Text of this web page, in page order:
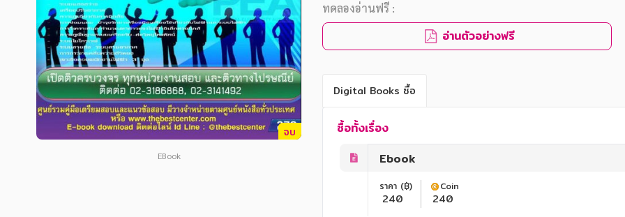
นิตยสาร หนังสือพิมพ์
ครอบครัว
วรรณกรรม
การเกษตร ชีววิทยา
การเรียน การศึกษา
เทคโนโลยี การสื่อสาร วิทยาศาสตร์
นิตยสาร หนังสือพิมพ์
ครอบครัว
วรรณกรรม
การเกษตร ชีววิทยา
การเรียน การศึกษา
เทคโนโลยี การสื่อสาร วิทยาศาสตร์
จบ
EBook
ทดลองอ่านฟรี :
อ่านตัวอย่างฟรี
Digital Books ซื้อ
ซื้อทั้งเรื่อง
Ebook
ราคา (฿)
240
Coin
240